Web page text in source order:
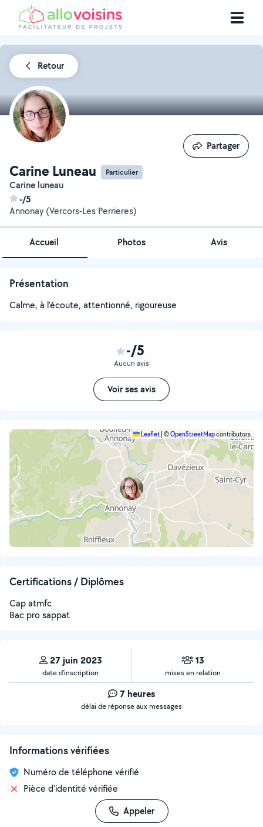
Retour
Carine Luneau Particulier
Carine luneau
-/5
Annonay (Vercors-Les Perrieres)
Partager
Partager
Accueil Photos Avis
Présentation
Calme, à l'écoute, attentionné, rigoureuse
-/5
Aucun avis
Voir ses avis
Leaflet| ©OpenStreetMapcontributors
Certifications / Diplômes
Cap atmfc
Bac pro sappat
27 juin 2023
date d’inscription
13
mises en relation
7 heures
délai de réponse aux messages
Informations vérifiées
Numéro de téléphone vérifié
Pièce d'identité vérifiée
Appeler